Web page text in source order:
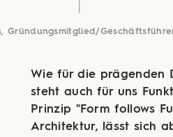
Gründungsmitglied/Geschäftsführer
Wie für die prägenden
steht auch für uns
Prinzip "Form follows
Architektur, lässt sich